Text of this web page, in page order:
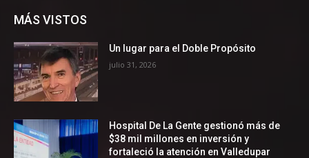
MÁS VISTOS
Un lugar para el Doble Propósito
julio 31, 2026
Hospital De La Gente gestionó más de
$38 mil millones en inversión y
fortaleció la atención en Valledupar